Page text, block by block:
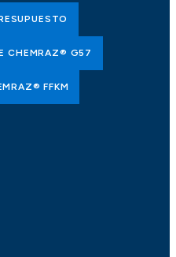
CHEMRAZ® G57
FFKM